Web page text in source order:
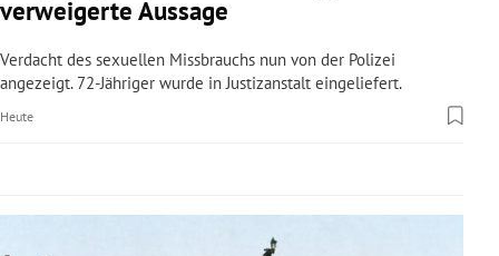
Untermenü
Untermenü
verweigerte Aussage
Verdacht des sexuellen Missbrauchs nun von der Polizei
angezeigt. 72-Jähriger wurde in Justizanstalt eingeliefert.
Heute